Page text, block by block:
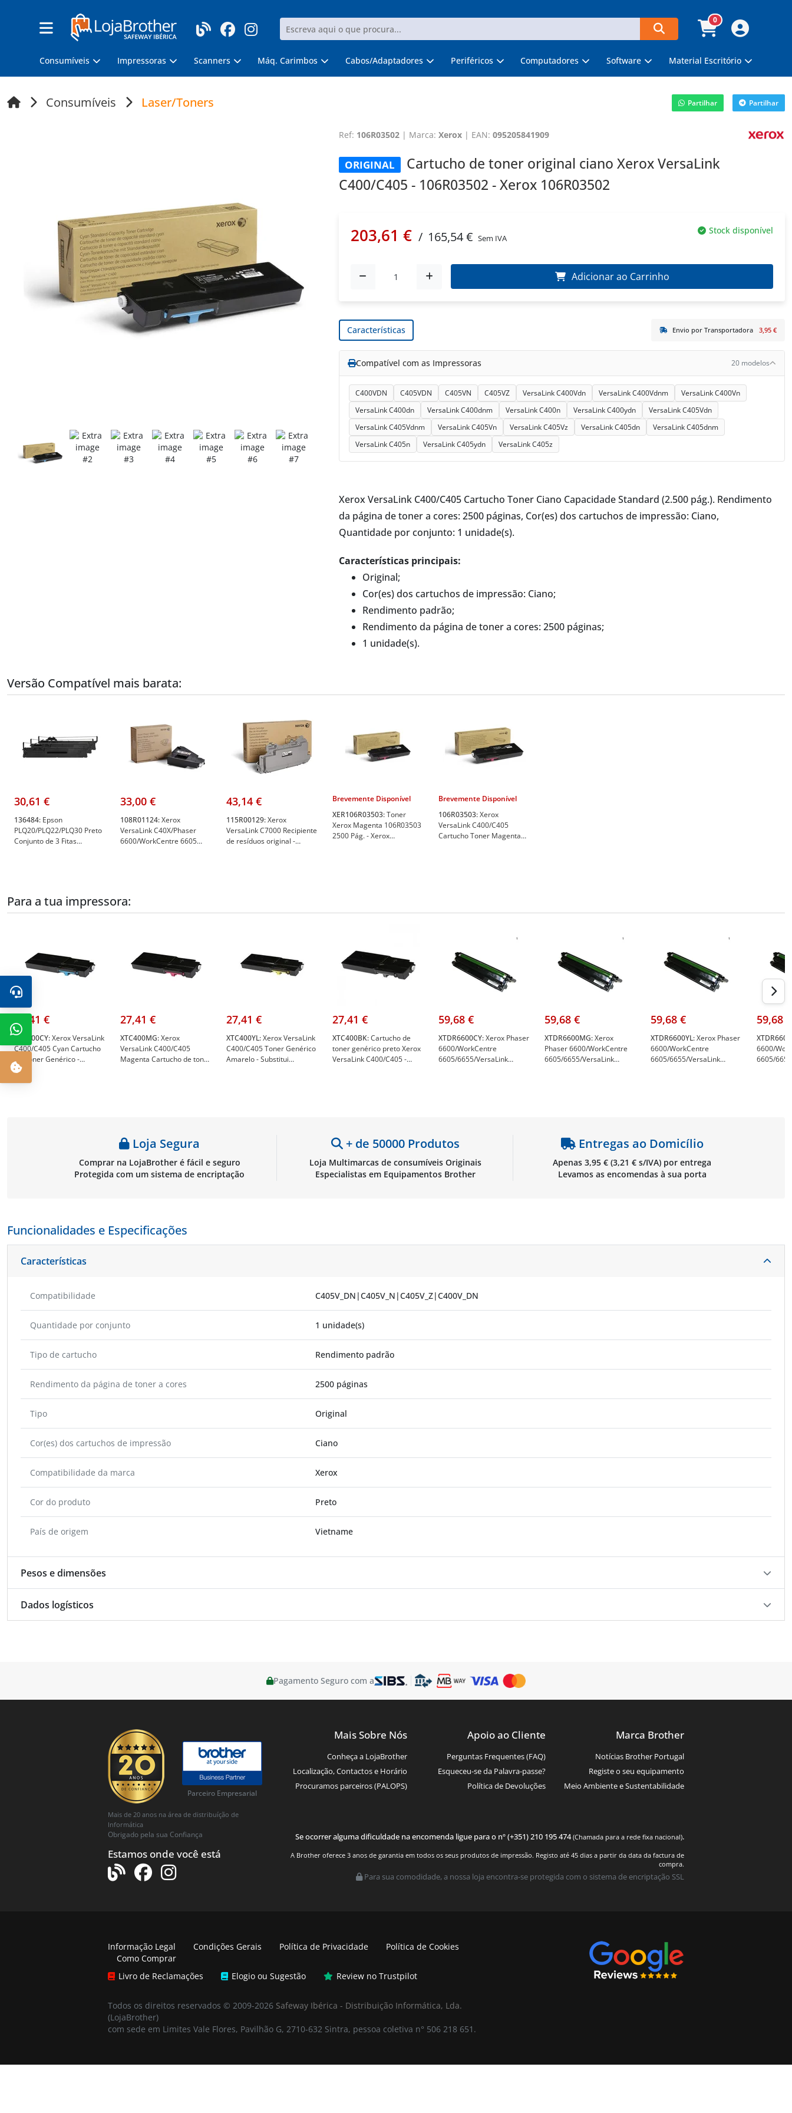
0
Consumíveis Impressoras Scanners Máq. Carimbos Cabos/Adaptadores Periféricos Computadores Software Material Escritório
Consumíveis Laser/Toners Partilhar Partilhar
Ref: 106R03502| Marca: Xerox| EAN: 095205841909
ORIGINAL
Cartucho de toner original ciano Xerox VersaLink
C400/C405 - 106R03502 - Xerox 106R03502
203,61 € / 165,54 € Sem IVA
Stock disponível
Adicionar ao Carrinho
Características Envio por Transportadora 3,95 €
Compatível com as Impressoras 20 modelos
C400VDN C405VDN C405VN C405VZ VersaLink C400Vdn VersaLink C400Vdnm
VersaLink C400Vn
VersaLink C400dn
VersaLink C400dnm VersaLink C400n VersaLink C400ydn
VersaLink C405Vdn
VersaLink C405Vdnm
VersaLink C405Vn VersaLink C405Vz VersaLink C405dn
VersaLink C405dnm
VersaLink C405n
VersaLink C405ydn VersaLink C405z
Xerox VersaLink C400/C405 Cartucho Toner Ciano Capacidade Standard (2.500 pág.). Rendimento
da página de toner a cores: 2500 páginas, Cor(es) dos cartuchos de impressão: Ciano,
Quantidade por conjunto: 1 unidade(s).
Características principais:
Original;
Cor(es) dos cartuchos de impressão: Ciano;
Rendimento padrão;
Rendimento da página de toner a cores: 2500 páginas;
1 unidade(s).
Versão Compatível mais barata:
30,61 €
136484: Epson
PLQ20/PLQ22/PLQ30 Preto
Conjunto de 3 Fitas
33,00 €
108R01124:Xerox
VersaLink C40X/Phaser
6600/WorkCentre 6605
43,14 €
115R00129:Xerox
VersaLink C7000 Recipiente
de resíduos original -
Brevemente Disponível
XER106R03503:Toner
Xerox Magenta 106R03503
2500 Pág. - Xerox
Brevemente Disponível
106R03503:Xerox
VersaLink C400/C405
Cartucho Toner Magenta
Para a tua impressora:
27,41 €
XTC400CY:Xerox VersaLink
C400/C405 Cyan Cartucho
de Toner Genérico -
Substitui
106R03530/106R03518/106R03502
27,41 €
XTC400MG:Xerox
VersaLink C400/C405
Magenta Cartucho de toner
27,41 €
XTC400YL:Xerox VersaLink
C400/C405 Toner Genérico
Amarelo - Substitui
27,41 €
XTC400BK:Cartucho de
toner genérico preto Xerox
VersaLink C400/C405 -
59,68 €
XTDR6600CY:Xerox Phaser
6600/WorkCentre
6605/6655/VersaLink
59,68 €
XTDR6600MG:Xerox
Phaser 6600/WorkCentre
6605/6655/VersaLink
59,68 €
XTDR6600YL:Xerox Phaser
6600/WorkCentre
6605/6655/VersaLink
59,68 €
6600/
6605/
Loja Segura
Comprar na LojaBrother é fácil e seguro
Protegida com um sistema de encriptação
+ de 50000 Produtos
Loja Multimarcas de consumíveis Originais
Especialistas em Equipamentos Brother
Entregas ao Domicílio
Apenas 3,95 € (3,21 € s/IVA) por entrega
Levamos as encomendas à sua porta
Funcionalidades e Especificações
Características
Compatibilidade C405V_DN|C405V_N|C405V_Z|C400V_DN
Quantidade por conjunto 1 unidade(s)
Tipo de cartucho Rendimento padrão
Rendimento da página de toner a cores 2500 páginas
Tipo Original
Cor(es) dos cartuchos de impressão Ciano
Compatibilidade da marca Xerox
Cor do produto Preto
País de origem Vietname
Pesos e dimensões
Dados logísticos
Pagamento Seguro com a
Parceiro Empresarial
Mais de 20 anos na área de distribuíção de
Informática
Obrigado pela sua Confiança
Estamos onde você está
Mais Sobre Nós
Conheça a LojaBrother
Localização, Contactos e Horário
Procuramos parceiros (PALOPS)
Apoio ao Cliente
Perguntas Frequentes (FAQ)
Esqueceu-se da Palavra-passe?
Política de Devoluções
Marca Brother
Notícias Brother Portugal
Registe o seu equipamento
Meio Ambiente e Sustentabilidade
Se ocorrer alguma dificuldade na encomenda ligue para o nº (+351) 210 195 474(Chamada para a rede fixa nacional).
A Brother oferece 3 anos de garantia em todos os seus produtos de impressão. Registo até 45 dias a partir da data da factura de
compra.
Para sua comodidade, a nossa loja encontra-se protegida com o sistema de encriptação SSL
Informação Legal Condições Gerais Política de Privacidade
Política de Cookies
Como Comprar
Livro de Reclamações
Elogio ou Sugestão Review no Trustpilot
Todos os direitos reservados © 2009-2026 Safeway Ibérica - Distribuição Informática, Lda.
(LojaBrother)
com sede em Limites Vale Flores, Pavilhão G, 2710-632 Sintra, pessoa coletiva n° 506 218 651.